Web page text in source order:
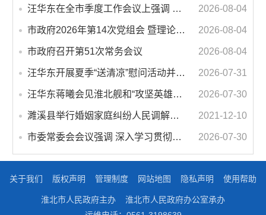
汪华东在全市季度工作会议上强调 锚定打好“三仗”任务和年度预期目标不动摇 在全市上下掀起比学赶超争先进位的攻坚热潮 2026-08-04
市政府2026年第14次党组会 暨理论学习中心组学习会议召开 蒋曦主持会议并讲话 2026-08-04
市政府召开第51次常务会议 2026-08-04
汪华东开展夏季“送清凉”慰问活动并调研专门教育工作 落实落细防暑降温措施 用心用情关爱一线职工 2026-07-31
汪华东蒋曦会见淮北舰和“攻坚英雄连”官兵代表 2026-07-30
濉溪县举行婚姻家庭纠纷人民调解委员会暨调解志愿者服务团成立仪式 2021-12-10
市委常委会会议强调 深入学习贯彻习近平总书记重要讲话指示精神 高质量推进城市更新 不断提升本质安全水平 汪华东主持会议 2026-07-30
关于我们 版权声明 管理制度 网站地图 隐私声明 使用帮助
淮北市人民政府主办
淮北市人民政府办公室承办